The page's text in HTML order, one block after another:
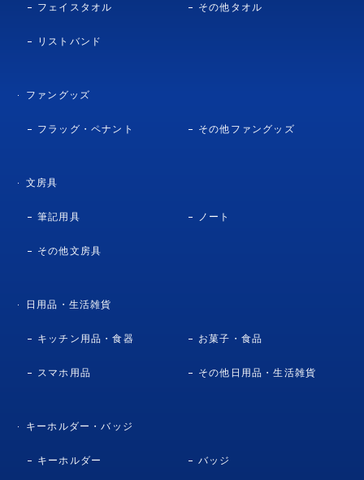
フェイスタオル その他タオル
リストバンド
ファングッズ
フラッグ・ペナント その他ファングッズ
文房具
筆記用具 ノート
その他文房具
日用品・生活雑貨
キッチン用品・食器 お菓子・食品
スマホ用品 その他日用品・生活雑貨
キーホルダー・バッジ
キーホルダー バッジ